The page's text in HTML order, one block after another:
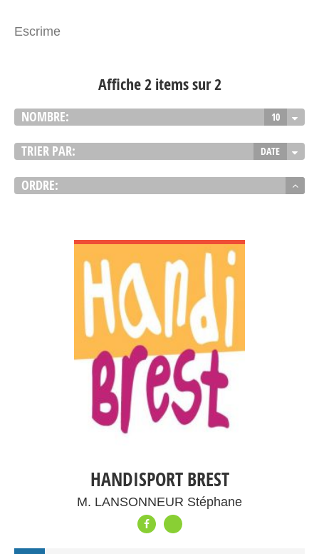
Escrime
Affiche 2 items sur 2
NOMBRE: 10
TRIER PAR: DATE
ORDRE:
HANDISPORT BREST
M. LANSONNEUR Stéphane